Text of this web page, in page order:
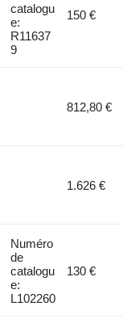
catalogu
e:
R11637
9
150 €
812,80 €
1.626 €
Numéro
de
catalogu
e:
L102260
130 €